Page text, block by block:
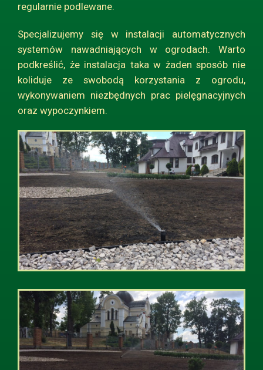
regularnie podlewane.
Specjalizujemy się w instalacji automatycznych
systemów nawadniających w ogrodach. Warto
podkreślić, że instalacja taka w żaden sposób nie
koliduje ze swobodą korzystania z ogrodu,
wykonywaniem niezbędnych prac pielęgnacyjnych
oraz wypoczynkiem.